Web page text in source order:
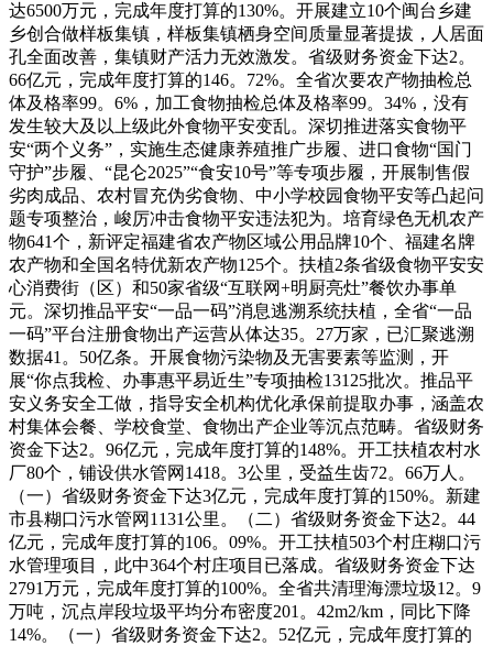
达6500万元，完成年度打算的130%。开展建立10个闽台乡建
乡创合做样板集镇，样板集镇栖身空间质量显著提拔，人居面
孔全面改善，集镇财产活力无效激发。省级财务资金下达2。
66亿元，完成年度打算的146。72%。全省次要农产物抽检总
体及格率99。6%，加工食物抽检总体及格率99。34%，没有
发生较大及以上级此外食物平安变乱。深切推进落实食物平
安“两个义务”，实施生态健康养殖推广步履、进口食物“国门
守护”步履、“昆仑2025”“食安10号”等专项步履，开展制售假
劣肉成品、农村冒充伪劣食物、中小学校园食物平安等凸起问
题专项整治，峻厉冲击食物平安违法犯为。培育绿色无机农产
物641个，新评定福建省农产物区域公用品牌10个、福建名牌
农产物和全国名特优新农产物125个。扶植2条省级食物平安安
心消费街（区）和50家省级“互联网+明厨亮灶”餐饮办事单
元。深切推品平安“一品一码”消息逃溯系统扶植，全省“一品
一码”平台注册食物出产运营从体达35。27万家，已汇聚逃溯
数据41。50亿条。开展食物污染物及无害要素等监测，开
展“你点我检、办事惠平易近生”专项抽检13125批次。推品平
安义务安全工做，指导安全机构优化承保前提取办事，涵盖农
村集体会餐、学校食堂、食物出产企业等沉点范畴。省级财务
资金下达2。96亿元，完成年度打算的148%。开工扶植农村水
厂80个，铺设供水管网1418。3公里，受益生齿72。66万人。
（一）省级财务资金下达3亿元，完成年度打算的150%。新建
市县糊口污水管网1131公里。（二）省级财务资金下达2。44
亿元，完成年度打算的106。09%。开工扶植503个村庄糊口污
水管理项目，此中364个村庄项目已落成。省级财务资金下达
2791万元，完成年度打算的100%。全省共清理海漂垃圾12。9
万吨，沉点岸段垃圾平均分布密度201。42m2/km，同比下降
14%。（一）省级财务资金下达2。52亿元，完成年度打算的